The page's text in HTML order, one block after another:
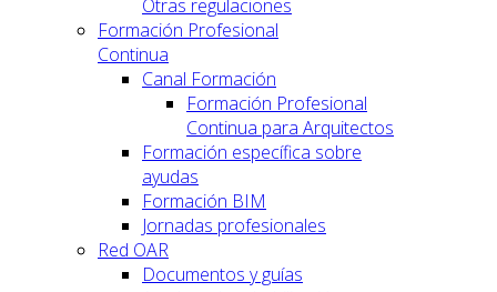
Otras regulaciones
Formación Profesional
Continua
Canal Formación
Formación Profesional
Continua para Arquitectos
Formación específica sobre
ayudas
Formación BIM
Jornadas profesionales
Red OAR
Documentos y guías